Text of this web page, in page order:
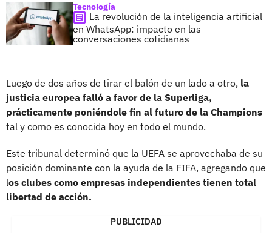
Tecnología
La revolución de la inteligencia artificial
en WhatsApp: impacto en las
conversaciones cotidianas
Luego de dos años de tirar el balón de un lado a otro, la
justicia europea falló a favor de la Superliga,
prácticamente poniéndole fin al futuro de la Champions
tal y como es conocida hoy en todo el mundo.
Este tribunal determinó que la UEFA se aprovechaba de su
posición dominante con la ayuda de la FIFA, agregando que
los clubes como empresas independientes tienen total
libertad de acción.
PUBLICIDAD